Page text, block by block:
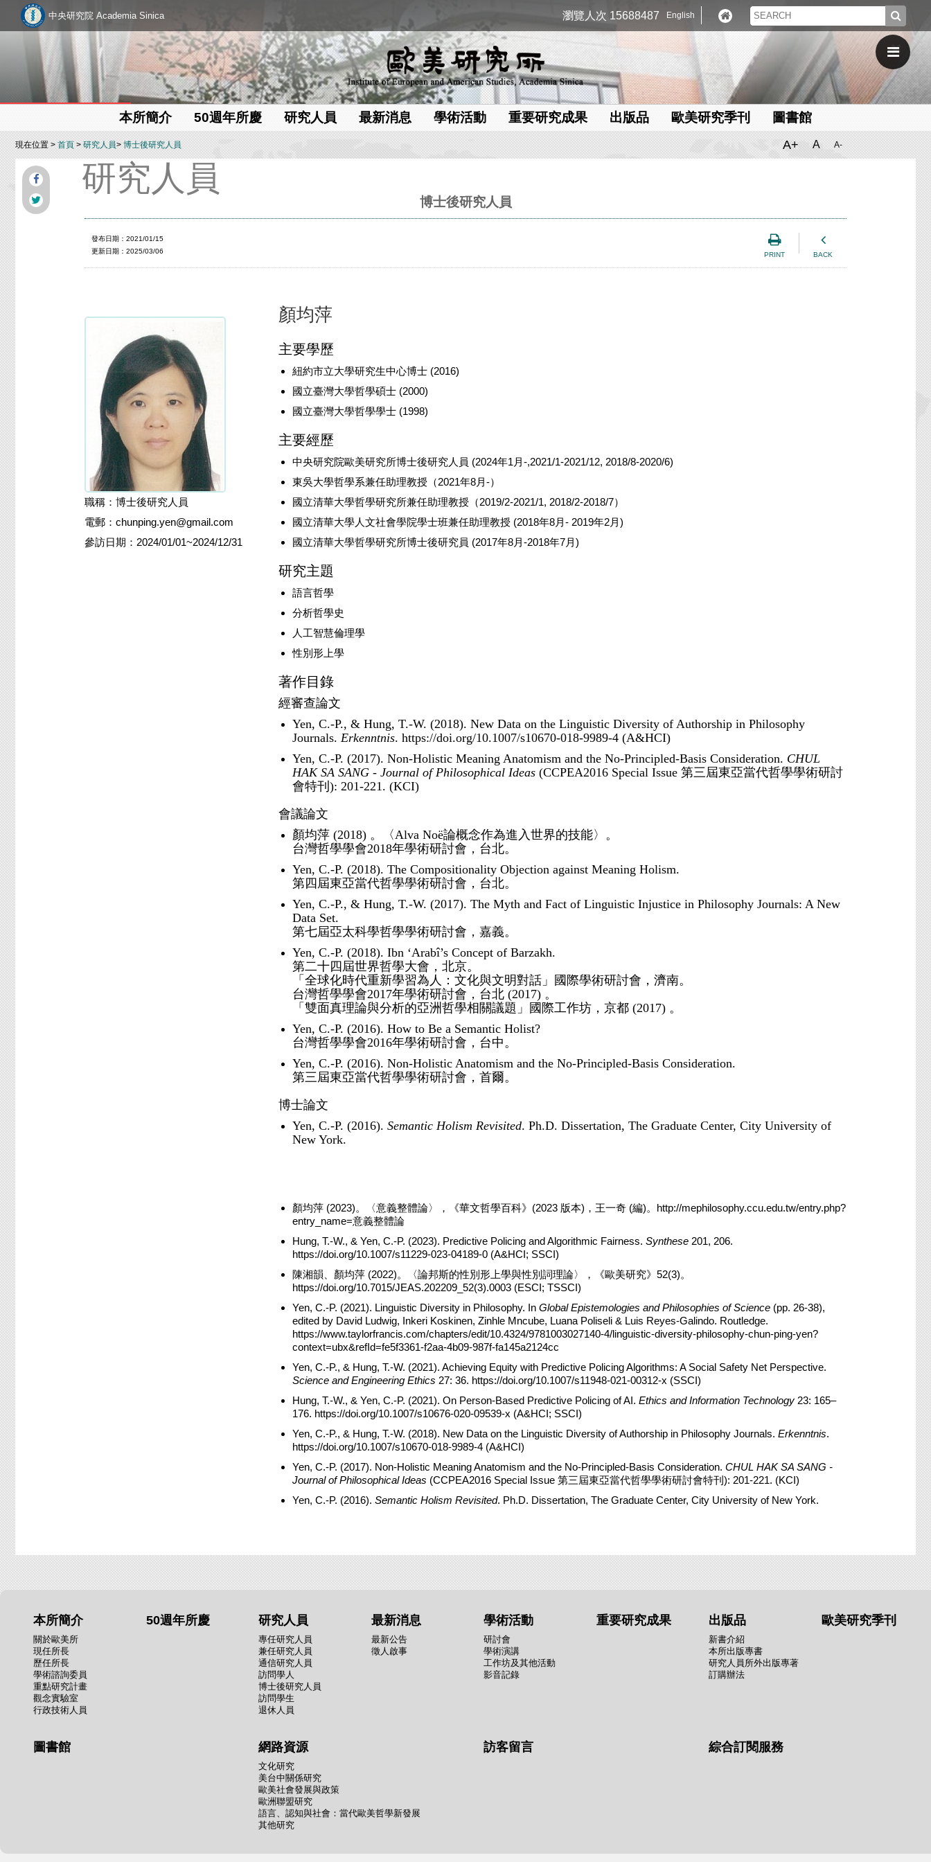
中央研究院 Academia Sinica 瀏覽人次 15688487 English
本所簡介 50週年所慶 研究人員 最新消息 學術活動 重要研究成果 出版品 歐美研究季刊 圖書館
現在位置 >首頁>研究人員>博士後研究人員 A+ A A-
研究人員
博士後研究人員
PRINT BACK
發布日期：2021/01/15
更新日期：2025/03/06
職稱：博士後研究人員
電郵：chunping.yen@gmail.com
參訪日期：2024/01/01~2024/12/31
顏均萍
主要學歷
紐約市立大學研究生中心博士 (2016)
國立臺灣大學哲學碩士 (2000)
國立臺灣大學哲學學士 (1998)
主要經歷
中央研究院歐美研究所博士後研究人員 (2024年1月-,2021/1-2021/12, 2018/8-2020/6)
東吳大學哲學系兼任助理教授（2021年8月-）
國立清華大學哲學研究所兼任助理教授（2019/2-2021/1, 2018/2-2018/7）
國立清華大學人文社會學院學士班兼任助理教授 (2018年8月- 2019年2月)
國立清華大學哲學研究所博士後研究員 (2017年8月-2018年7月)
研究主題
語言哲學
分析哲學史
人工智慧倫理學
性別形上學
著作目錄
經審查論文
Yen, C.-P., & Hung, T.-W. (2018). New Data on the Linguistic Diversity of Authorship in Philosophy
Journals. Erkenntnis. https://doi.org/10.1007/s10670-018-9989-4 (A&HCI)
Yen, C.-P. (2017). Non-Holistic Meaning Anatomism and the No-Principled-Basis Consideration. CHUL
HAK SA SANG - Journal of Philosophical Ideas (CCPEA2016 Special Issue 第三屆東亞當代哲學學術研討
會特刊): 201-221. (KCI)
會議論文
顏均萍 (2018) 。〈Alva Noë論概念作為進入世界的技能〉。
台灣哲學學會2018年學術研討會，台北。
Yen, C.-P. (2018). The Compositionality Objection against Meaning Holism.
第四屆東亞當代哲學學術研討會，台北。
Yen, C.-P., & Hung, T.-W. (2017). The Myth and Fact of Linguistic Injustice in Philosophy Journals: A New
Data Set.
第七屆亞太科學哲學學術研討會，嘉義。
Yen, C.-P. (2018). Ibn ‘Arabî’s Concept of Barzakh.
第二十四屆世界哲學大會，北京。
「全球化時代重新學習為人：文化與文明對話」國際學術研討會，濟南。
台灣哲學學會2017年學術研討會，台北 (2017) 。
「雙面真理論與分析的亞洲哲學相關議題」國際工作坊，京都 (2017) 。
Yen, C.-P. (2016). How to Be a Semantic Holist?
台灣哲學學會2016年學術研討會，台中。
Yen, C.-P. (2016). Non-Holistic Anatomism and the No-Principled-Basis Consideration.
第三屆東亞當代哲學學術研討會，首爾。
博士論文
Yen, C.-P. (2016). Semantic Holism Revisited. Ph.D. Dissertation, The Graduate Center, City University of
New York.
顏均萍 (2023)。〈意義整體論〉，《華文哲學百科》(2023 版本)，王一奇 (編)。http://mephilosophy.ccu.edu.tw/entry.php?
entry_name=意義整體論
Hung, T.-W., & Yen, C.-P. (2023). Predictive Policing and Algorithmic Fairness. Synthese 201, 206.
https://doi.org/10.1007/s11229-023-04189-0 (A&HCI; SSCI)
陳湘韻、顏均萍 (2022)。〈論邦斯的性別形上學與性別詞理論〉，《歐美研究》52(3)。
https://doi.org/10.7015/JEAS.202209_52(3).0003 (ESCI; TSSCI)
Yen, C.-P. (2021). Linguistic Diversity in Philosophy. In Global Epistemologies and Philosophies of Science (pp. 26-38),
edited by David Ludwig, Inkeri Koskinen, Zinhle Mncube, Luana Poliseli & Luis Reyes-Galindo. Routledge.
https://www.taylorfrancis.com/chapters/edit/10.4324/9781003027140-4/linguistic-diversity-philosophy-chun-ping-yen?
context=ubx&refId=fe5f3361-f2aa-4b09-987f-fa145a2124cc
Yen, C.-P., & Hung, T.-W. (2021). Achieving Equity with Predictive Policing Algorithms: A Social Safety Net Perspective.
Science and Engineering Ethics 27: 36. https://doi.org/10.1007/s11948-021-00312-x (SSCI)
Hung, T.-W., & Yen, C.-P. (2021). On Person-Based Predictive Policing of AI. Ethics and Information Technology 23: 165–
176. https://doi.org/10.1007/s10676-020-09539-x (A&HCI; SSCI)
Yen, C.-P., & Hung, T.-W. (2018). New Data on the Linguistic Diversity of Authorship in Philosophy Journals. Erkenntnis.
https://doi.org/10.1007/s10670-018-9989-4 (A&HCI)
Yen, C.-P. (2017). Non-Holistic Meaning Anatomism and the No-Principled-Basis Consideration. CHUL HAK SA SANG -
Journal of Philosophical Ideas (CCPEA2016 Special Issue 第三屆東亞當代哲學學術研討會特刊): 201-221. (KCI)
Yen, C.-P. (2016). Semantic Holism Revisited. Ph.D. Dissertation, The Graduate Center, City University of New York.
本所簡介
關於歐美所
現任所長
歷任所長
學術諮詢委員
重點研究計畫
觀念實驗室
行政技術人員
50週年所慶 研究人員
專任研究人員
兼任研究人員
通信研究人員
訪問學人
博士後研究人員
訪問學生
退休人員
最新消息
最新公告
徵人啟事
學術活動
研討會
學術演講
工作坊及其他活動
影音記錄
重要研究成果 出版品
新書介紹
本所出版專書
研究人員所外出版專著
訂購辦法
歐美研究季刊
圖書館 網路資源
文化研究
美台中關係研究
歐美社會發展與政策
歐洲聯盟研究
語言、認知與社會：當代歐美哲學新發展
其他研究
訪客留言 綜合訂閱服務